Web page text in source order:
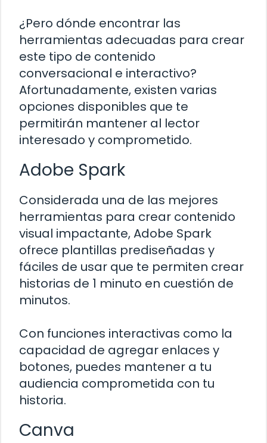
¿Pero dónde encontrar las
herramientas adecuadas para crear
este tipo de contenido
conversacional e interactivo?
Afortunadamente, existen varias
opciones disponibles que te
permitirán mantener al lector
interesado y comprometido.
Adobe Spark
Considerada una de las mejores
herramientas para crear contenido
visual impactante, Adobe Spark
ofrece plantillas prediseñadas y
fáciles de usar que te permiten crear
historias de 1 minuto en cuestión de
minutos.
Con funciones interactivas como la
capacidad de agregar enlaces y
botones, puedes mantener a tu
audiencia comprometida con tu
historia.
Canva